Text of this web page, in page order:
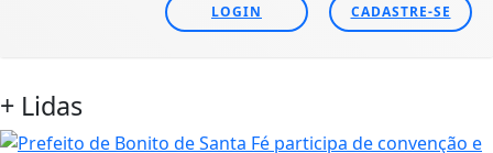
LOGIN CADASTRE-SE
+ Lidas